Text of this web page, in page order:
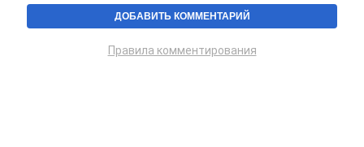
Правила комментирования